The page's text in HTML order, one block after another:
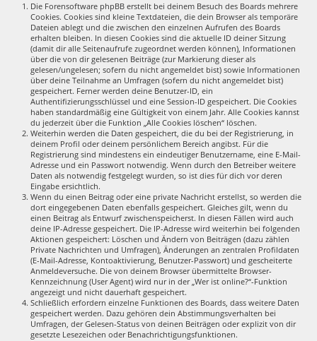
Die Forensoftware phpBB erstellt bei deinem Besuch des Boards mehrere
Cookies. Cookies sind kleine Textdateien, die dein Browser als temporäre
Dateien ablegt und die zwischen den einzelnen Aufrufen des Boards
erhalten bleiben. In diesen Cookies sind die aktuelle ID deiner Sitzung
(damit dir alle Seitenaufrufe zugeordnet werden können), Informationen
über die von dir gelesenen Beiträge (zur Markierung dieser als
gelesen/ungelesen; sofern du nicht angemeldet bist) sowie Informationen
über deine Teilnahme an Umfragen (sofern du nicht angemeldet bist)
gespeichert. Ferner werden deine Benutzer-ID, ein
Authentifizierungsschlüssel und eine Session-ID gespeichert. Die Cookies
haben standardmäßig eine Gültigkeit von einem Jahr. Alle Cookies kannst
du jederzeit über die Funktion „Alle Cookies löschen“ löschen.
Weiterhin werden die Daten gespeichert, die du bei der Registrierung, in
deinem Profil oder deinem persönlichem Bereich angibst. Für die
Registrierung sind mindestens ein eindeutiger Benutzername, eine E-Mail-
Adresse und ein Passwort notwendig. Wenn durch den Betreiber weitere
Daten als notwendig festgelegt wurden, so ist dies für dich vor deren
Eingabe ersichtlich.
Wenn du einen Beitrag oder eine private Nachricht erstellst, so werden die
dort eingegebenen Daten ebenfalls gespeichert. Gleiches gilt, wenn du
einen Beitrag als Entwurf zwischenspeicherst. In diesen Fällen wird auch
deine IP-Adresse gespeichert. Die IP-Adresse wird weiterhin bei folgenden
Aktionen gespeichert: Löschen und Ändern von Beiträgen (dazu zählen
Private Nachrichten und Umfragen), Änderungen an zentralen Profildaten
(E-Mail-Adresse, Kontoaktivierung, Benutzer-Passwort) und gescheiterte
Anmeldeversuche. Die von deinem Browser übermittelte Browser-
Kennzeichnung (User Agent) wird nur in der „Wer ist online?“-Funktion
angezeigt und nicht dauerhaft gespeichert.
Schließlich erfordern einzelne Funktionen des Boards, dass weitere Daten
gespeichert werden. Dazu gehören dein Abstimmungsverhalten bei
Umfragen, der Gelesen-Status von deinen Beiträgen oder explizit von dir
gesetzte Lesezeichen oder Benachrichtigungsfunktionen.